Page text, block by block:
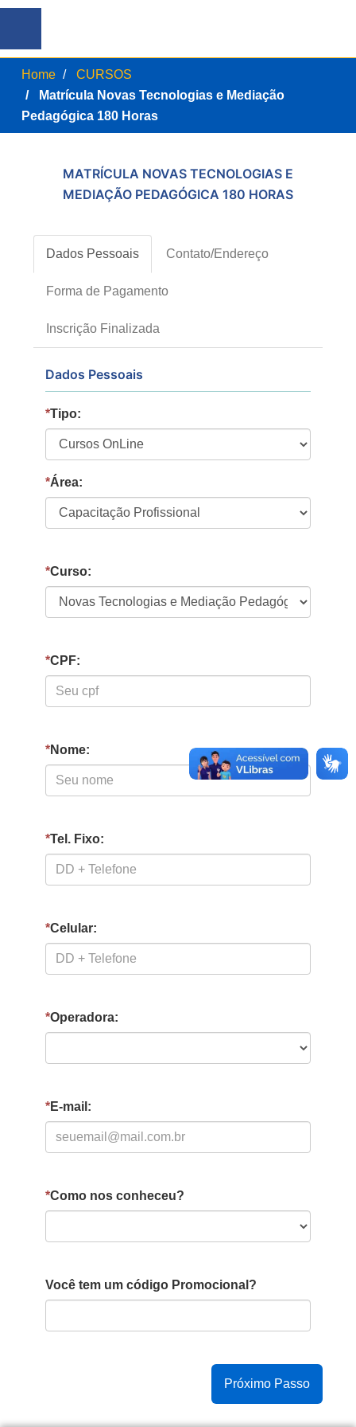
Home
CURSOS
Matrícula Novas Tecnologias e Mediação
Pedagógica 180 Horas
MATRÍCULA NOVAS TECNOLOGIAS E
MEDIAÇÃO PEDAGÓGICA 180 HORAS
Dados Pessoais Contato/Endereço
Forma de Pagamento
Inscrição Finalizada
Dados Pessoais
*Tipo:
*Área:
*Curso:
*CPF:
*Nome:
*Tel. Fixo:
*Celular:
*Operadora:
*E-mail:
*Como nos conheceu?
Você tem um código Promocional?